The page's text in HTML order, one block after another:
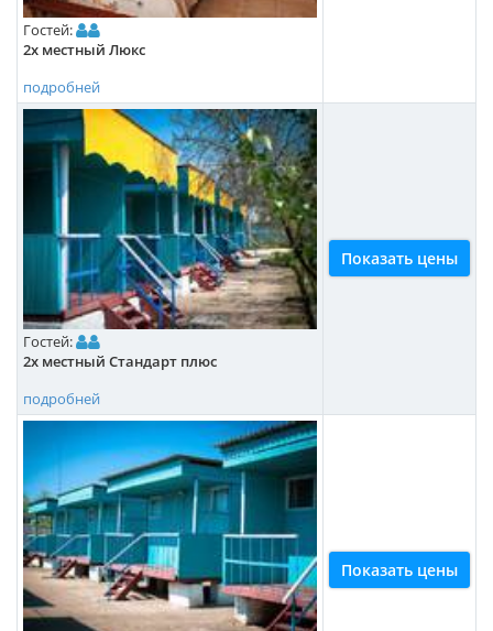
Гостей:
2х местный Люкс
подробней
Гостей:
2х местный Стандарт плюс
подробней
Показать цены
Показать цены